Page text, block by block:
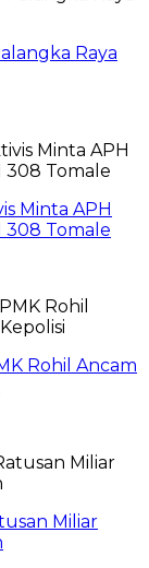
Raya
Minta APH
308 Tomale
Rohil Ancam
Miliar